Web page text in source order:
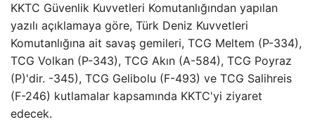
KKTC Güvenlik Kuvvetleri Komutanlığından yapılan
yazılı açıklamaya göre, Türk Deniz Kuvvetleri
Komutanlığına ait savaş gemileri, TCG Meltem (P-334),
TCG Volkan (P-343), TCG Akın (A-584), TCG Poyraz
(P)'dir. -345), TCG Gelibolu (F-493) ve TCG Salihreis
(F-246) kutlamalar kapsamında KKTC'yi ziyaret
edecek.